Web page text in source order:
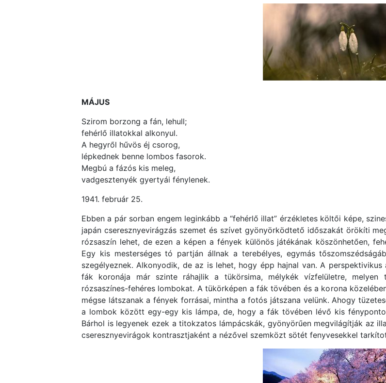
MÁJUS
Szirom borzong a fán, lehull;
fehérlő illatokkal alkonyul.
A hegyről hűvös éj csorog,
lépkednek benne lombos fasorok.
Megbú a fázós kis meleg,
vadgesztenyék gyertyái fénylenek.
1941. február 25.
Ebben a pár sorban engem leginkább a “fehérlő illat” érzékletes költői képe,
japán cseresznyevirágzás szemet és szívet gyönyörködtető időszakát örökíti
rózsaszín lehet, de ezen a képen a fények különös játékának köszönhetően,
Egy kis mesterséges tó partján állnak a terebélyes, egymás
szegélyeznek. Alkonyodik, de az is lehet, hogy épp hajnal van. A
fák koronája már szinte ráhajlik a tükörsima, mélykék vízfelületre, melyen
rózsaszínes-fehéres lombokat. A tükörképen a fák tövében és a korona
mégse látszanak a fények forrásai, mintha a fotós játszana velünk. Ahogy
a lombok között egy-egy kis lámpa, de, hogy a fák tövében lévő kis
Bárhol is legyenek ezek a titokzatos lámpácskák, gyönyörűen megvilágítják az
cseresznyevirágok kontrasztjaként a nézővel szemközt sötét fenyvesekkel